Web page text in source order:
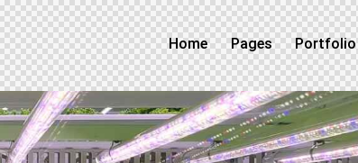
Home Pages Portfolio